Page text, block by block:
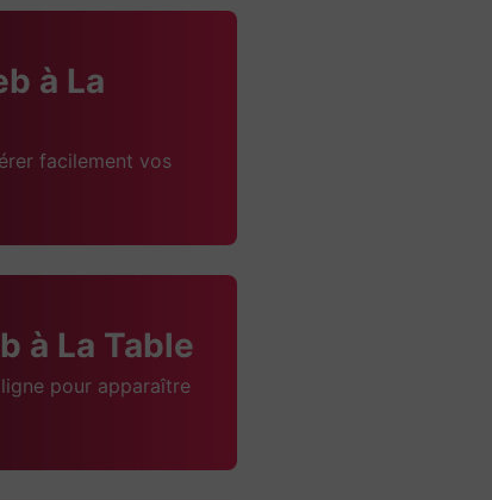
à La
facilement vos
à La Table
pour apparaître